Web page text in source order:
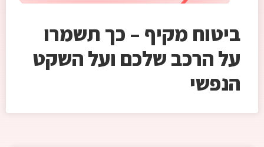
ביטוח מקיף – כך תשמרו
על הרכב שלכם ועל השקט
הנפשי